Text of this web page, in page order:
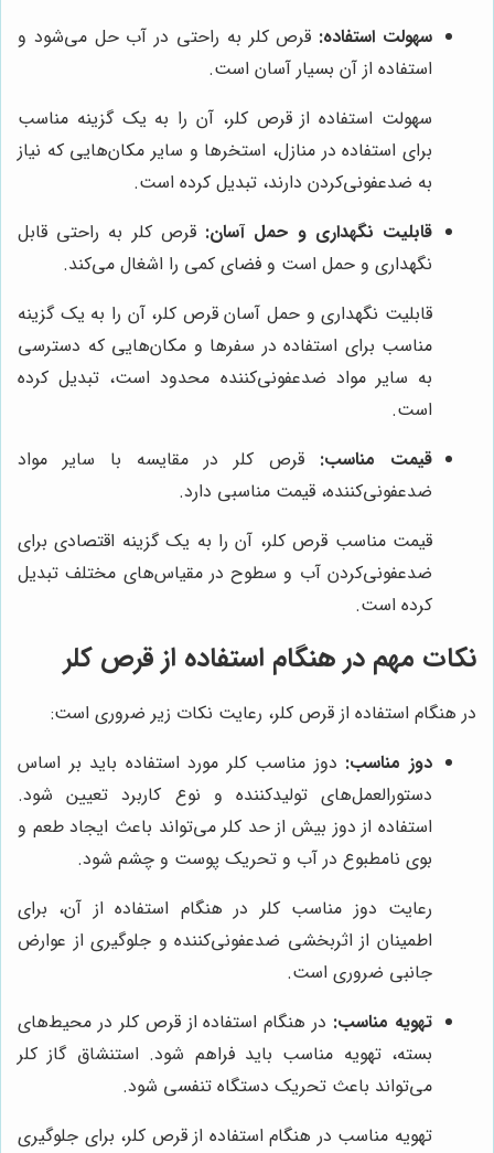
سهولت استفاده: قرص کلر به راحتی در آب حل می‌شود و
استفاده از آن بسیار آسان است.
سهولت استفاده از قرص کلر، آن را به یک گزینه مناسب
برای استفاده در منازل، استخرها و سایر مکان‌هایی که نیاز
به ضدعفونی‌کردن دارند، تبدیل کرده است.
قابلیت نگهداری و حمل آسان: قرص کلر به راحتی قابل
نگهداری و حمل است و فضای کمی را اشغال می‌کند.
قابلیت نگهداری و حمل آسان قرص کلر، آن را به یک گزینه
مناسب برای استفاده در سفرها و مکان‌هایی که دسترسی
به سایر مواد ضدعفونی‌کننده محدود است، تبدیل کرده
است.
قیمت مناسب: قرص کلر در مقایسه با سایر مواد
ضدعفونی‌کننده، قیمت مناسبی دارد.
قیمت مناسب قرص کلر، آن را به یک گزینه اقتصادی برای
ضدعفونی‌کردن آب و سطوح در مقیاس‌های مختلف تبدیل
کرده است.
نکات مهم در هنگام استفاده از قرص کلر
در هنگام استفاده از قرص کلر، رعایت نکات زیر ضروری است:
دوز مناسب: دوز مناسب کلر مورد استفاده باید بر اساس
دستورالعمل‌های تولیدکننده و نوع کاربرد تعیین شود.
استفاده از دوز بیش از حد کلر می‌تواند باعث ایجاد طعم و
بوی نامطبوع در آب و تحریک پوست و چشم شود.
رعایت دوز مناسب کلر در هنگام استفاده از آن، برای
اطمینان از اثربخشی ضدعفونی‌کننده و جلوگیری از عوارض
جانبی ضروری است.
تهویه مناسب: در هنگام استفاده از قرص کلر در محیط‌های
بسته، تهویه مناسب باید فراهم شود. استنشاق گاز کلر
می‌تواند باعث تحریک دستگاه تنفسی شود.
تهویه مناسب در هنگام استفاده از قرص کلر، برای جلوگیری